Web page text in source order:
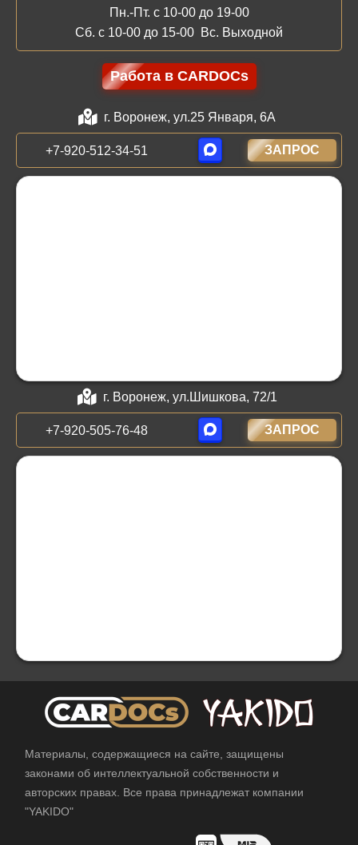
Пн.-Пт. с 10-00 до 19-00
Сб. с 10-00 до 15-00 Вс. Выходной
Работа в CARDOCs
г. Воронеж, ул.25 Января, 6А
+7-920-512-34-51 ЗАПРОС
г. Воронеж, ул.Шишкова, 72/1
+7-920-505-76-48 ЗАПРОС
Материалы, содержащиеся на сайте, защищены
законами об интеллектуальной собственности и
авторских правах. Все права принадлежат компании
"YAKIDO"